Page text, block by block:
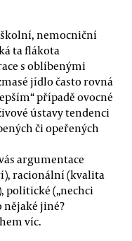
školní, nemocniční
ta flákota
s oblíbenými
jídlo často rovná
případě ovocné
ústavy tendenci
či opeřených
argumentace
racionální (kvalita
politické („nechci
nějaké jiné?
víc.